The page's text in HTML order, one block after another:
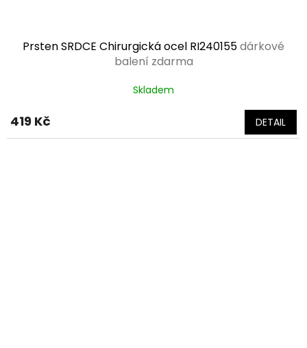
Prsten SRDCE Chirurgická ocel RI240155dárkové
balení zdarma
Skladem
419 Kč DETAIL